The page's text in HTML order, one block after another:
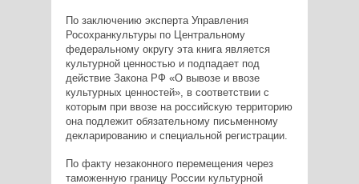
По заключению эксперта Управления
Росохранкультуры по Центральному
федеральному округу эта книга является
культурной ценностью и подпадает под
действие Закона РФ «О вывозе и ввозе
культурных ценностей», в соответствии с
которым при ввозе на российскую территорию
она подлежит обязательному письменному
декларированию и специальной регистрации.
По факту незаконного перемещения через
таможенную границу России культурной